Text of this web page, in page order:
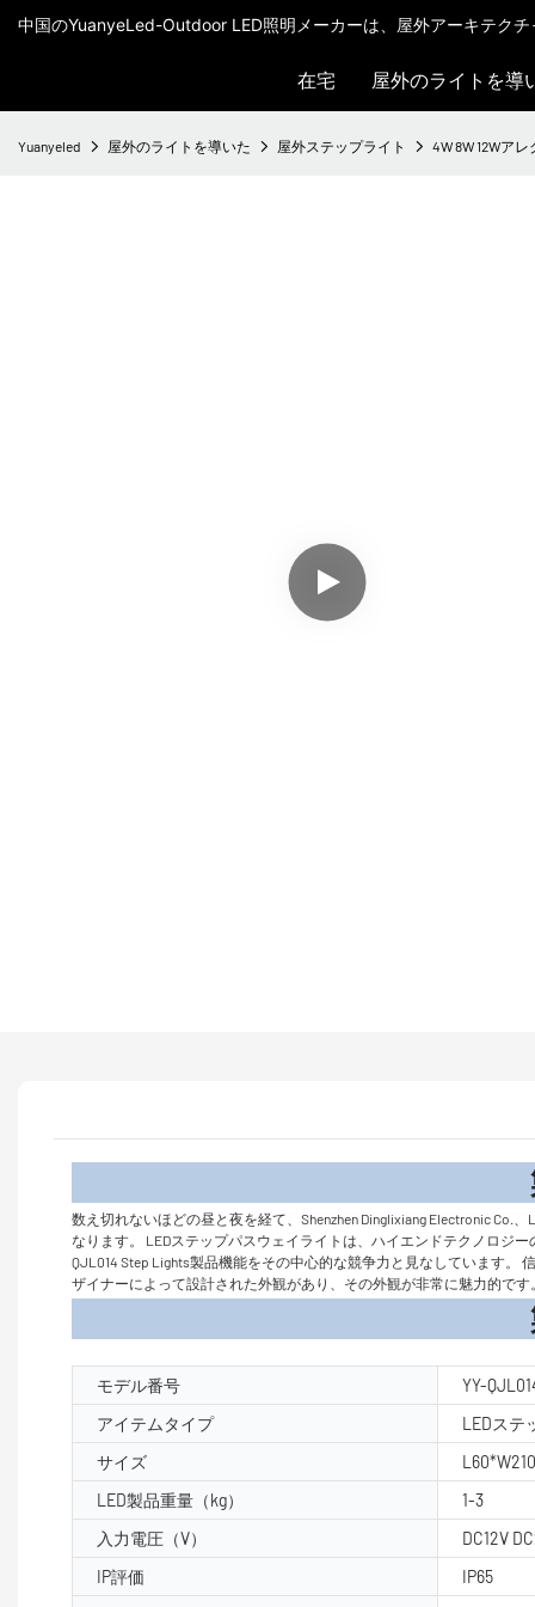
中国のYuanyeLed-Outdoor LED照明メーカーは、屋外アーキテク
在宅 屋外のライトを導
Yuanyeled 屋外のライトを導いた 屋外ステップライト 4W 8W 12Wア
製
数え切れないほどの昼と夜を経て、Shenzhen Dinglixiang Electronic
なります。 LEDステップパスウェイライトは、ハイエンドテクノロジ
QJL014 Step Lights製品機能をその中心的な競争力と見なしています。
ザイナーによって設計された外観があり、その外観が非常に魅力的です
製品パラ
モデル番号
YY-
アイテムタイプ
LEDステ
サイズ
LED製品重量（kg）
1-3
入力電圧（V）
DC12V
IP評価
IP65